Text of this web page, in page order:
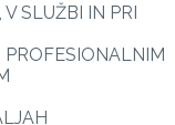
SLUŽBI IN PRI